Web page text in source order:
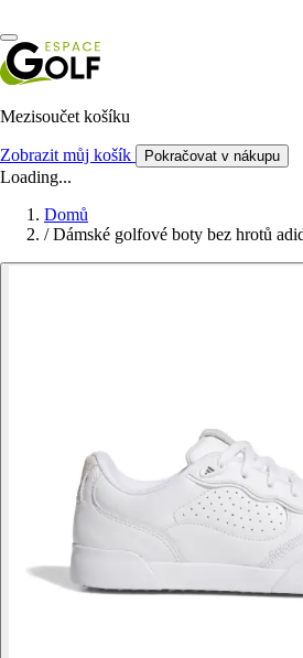
Mezisoučet košíku
Zobrazit můj košík Pokračovat v nákupu
Loading...
Domů
/ Dámské golfové boty bez hrotů